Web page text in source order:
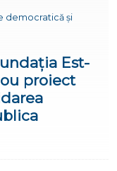
democratică și
Est-
proiect